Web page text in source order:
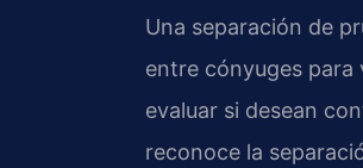
Una separación de
entre cónyuges
evaluar si desean
reconoce la